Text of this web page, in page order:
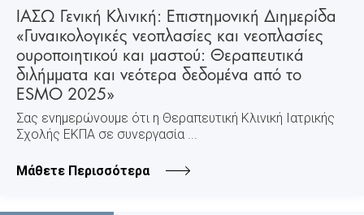
ΙΑΣΩ Γενική Κλινική: Επιστημονική Διημερίδα
«Γυναικολογικές νεοπλασίες και νεοπλασίες
ουροποιητικού και μαστού: Θεραπευτικά
διλήμματα και νεότερα δεδομένα από το
ESMO 2025»
Σας ενημερώνουμε ότι η Θεραπευτική Κλινική Iατρικής
Σχολής ΕΚΠΑ σε συνεργασία ...
Μάθετε Περισσότερα